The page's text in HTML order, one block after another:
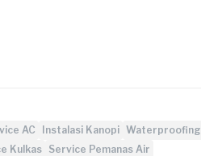
AC Instalasi Kanopi Waterproofing
Kulkas Service Pemanas Air